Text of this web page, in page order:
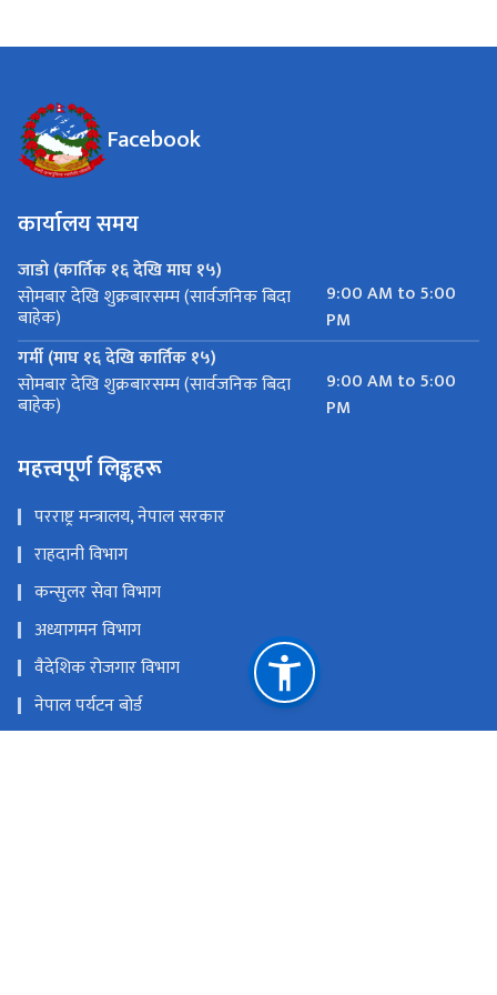
Facebook
कार्यालय समय
जाडो (कार्तिक १६ देखि माघ १५)
सोमबार देखि शुक्रबारसम्म (सार्वजनिक बिदा
बाहेक)
9:00 AM to 5:00
PM
गर्मी (माघ १६ देखि कार्तिक १५)
सोमबार देखि शुक्रबारसम्म (सार्वजनिक बिदा
बाहेक)
9:00 AM to 5:00
PM
महत्त्वपूर्ण लिङ्कहरू
परराष्ट्र मन्‍त्रालय, नेपाल सरकार
राहदानी विभाग
कन्सुलर सेवा विभाग
अध्यागमन विभाग
वैदेशिक रोजगार विभाग
नेपाल पर्यटन बोर्ड